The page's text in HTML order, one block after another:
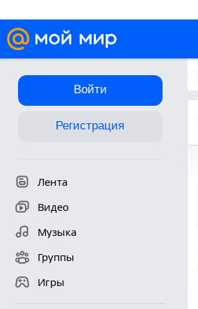
Войти
Регистрация
Лента
Видео
Музыка
Группы
Игры